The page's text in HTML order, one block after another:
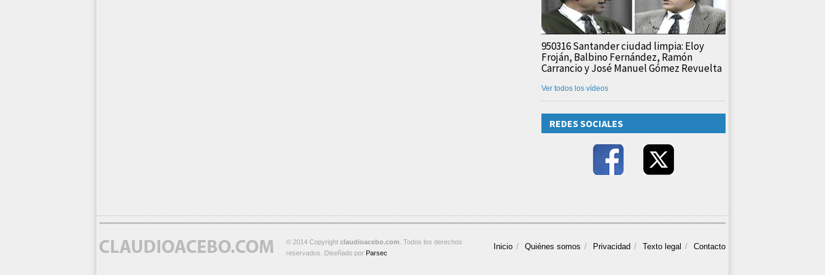
950316 Santander ciudad limpia: Eloy
Froján, Balbino Fernández, Ramón
Carrancio y José Manuel Gómez Revuelta
Ver todos los vídeos
REDES SOCIALES
Inicio Quiénes somos Privacidad Texto legal Contacto
© 2014 Copyright claudioacebo.com . Todos los derechos
reservados. Diseñado por Parsec